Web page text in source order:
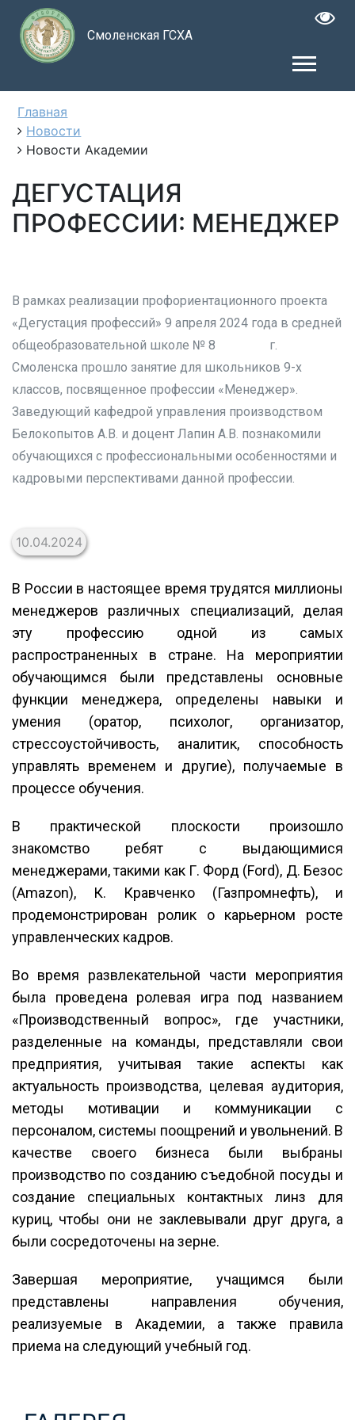
Смоленская ГСХА
Главная
Новости
Новости Академии
ДЕГУСТАЦИЯ
ПРОФЕССИИ: МЕНЕДЖЕР
В рамках реализации профориентационного проекта
«Дегустация профессий» 9 апреля 2024 года в средней
общеобразовательной школе № 8 г.
Смоленска прошло занятие для школьников 9-х
классов, посвященное профессии «Менеджер».
Заведующий кафедрой управления производством
Белокопытов А.В. и доцент Лапин А.В. познакомили
обучающихся с профессиональными особенностями и
кадровыми перспективами данной профессии.
10.04.2024
В России в настоящее время трудятся миллионы
менеджеров различных специализаций, делая
эту профессию одной из самых
распространенных в стране. На мероприятии
обучающимся были представлены основные
функции менеджера, определены навыки и
умения (оратор, психолог, организатор,
стрессоустойчивость, аналитик, способность
управлять временем и другие), получаемые в
процессе обучения.
В практической плоскости произошло
знакомство ребят с выдающимися
менеджерами, такими как Г. Форд (Ford), Д. Безос
(Amazon), К. Кравченко (Газпромнефть), и
продемонстрирован ролик о карьерном росте
управленческих кадров.
Во время развлекательной части мероприятия
была проведена ролевая игра под названием
«Производственный вопрос», где участники,
разделенные на команды, представляли свои
предприятия, учитывая такие аспекты как
актуальность производства, целевая аудитория,
методы мотивации и коммуникации с
персоналом, системы поощрений и увольнений. В
качестве своего бизнеса были выбраны
производство по созданию съедобной посуды и
создание специальных контактных линз для
куриц, чтобы они не заклевывали друг друга, а
были сосредоточены на зерне.
Завершая мероприятие, учащимся были
представлены направления обучения,
реализуемые в Академии, а также правила
приема на следующий учебный год.